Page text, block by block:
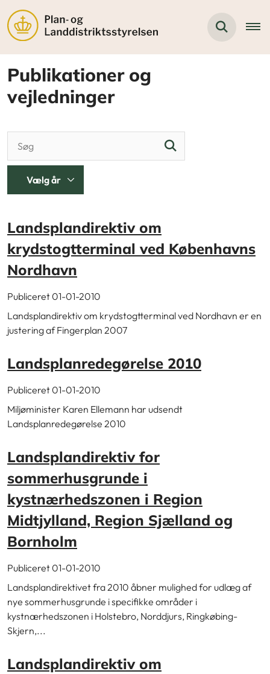
Publikationer og
vejledninger
Landsplandirektiv om
krydstogtterminal ved Københavns
Nordhavn
Publiceret 01-01-2010
Landsplandirektiv om krydstogtterminal ved Nordhavn er en
justering af Fingerplan 2007
Landsplanredegørelse 2010
Publiceret 01-01-2010
Miljøminister Karen Ellemann har udsendt
Landsplanredegørelse 2010
Landsplandirektiv for
sommerhusgrunde i
kystnærhedszonen i Region
Midtjylland, Region Sjælland og
Bornholm
Publiceret 01-01-2010
Landsplandirektivet fra 2010 åbner mulighed for udlæg af
nye sommerhusgrunde i specifikke områder i
kystnærhedszonen i Holstebro, Norddjurs, Ringkøbing-
Skjern,...
Landsplandirektiv om